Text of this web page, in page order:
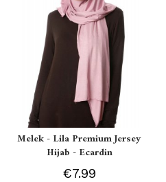
Melek - Lila Premium Jersey
Hijab - Ecardin
€7.99